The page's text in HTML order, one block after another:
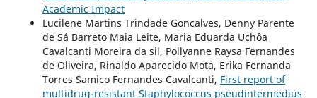
Academic Impact
Lucilene Martins Trindade Goncalves, Denny Parente
de Sá Barreto Maia Leite, Maria Eduarda Uchôa
Cavalcanti Moreira da sil, Pollyanne Raysa Fernandes
de Oliveira, Rinaldo Aparecido Mota, Erika Fernanda
Torres Samico Fernandes Cavalcanti, First report of
multidrug-resistant Staphylococcus pseudintermedius